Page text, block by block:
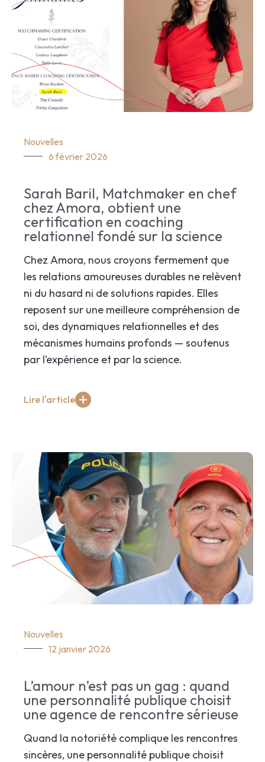
Nouvelles
6 février 2026
Sarah Baril, Matchmaker en chef
chez Amora, obtient une
certification en coaching
relationnel fondé sur la science
Chez Amora, nous croyons fermement que
les relations amoureuses durables ne relèvent
ni du hasard ni de solutions rapides. Elles
reposent sur une meilleure compréhension de
soi, des dynamiques relationnelles et des
mécanismes humains profonds — soutenus
par l’expérience et par la science.
Lire l'article
Nouvelles
12 janvier 2026
L’amour n’est pas un gag : quand
une personnalité publique choisit
une agence de rencontre sérieuse
Quand la notoriété complique les rencontres
sincères, une personnalité publique choisit